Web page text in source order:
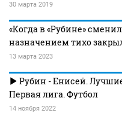
30 марта 2019
«Когда в «Рубине»
назначением тихо
13 марта 2023
Рубин - Енисей.
Первая лига. Футбол
14 ноября 2022